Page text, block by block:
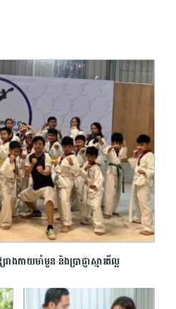
ងកាយមាំមួន និងប្រាជ្ញាស្មារតីល្អ